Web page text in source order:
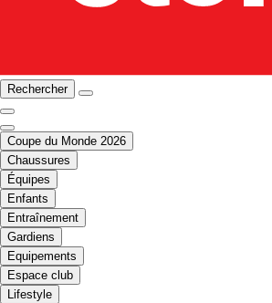
Rechercher
Coupe du Monde 2026
Chaussures
Équipes
Enfants
Entraînement
Gardiens
Equipements
Espace club
Lifestyle